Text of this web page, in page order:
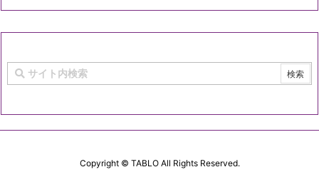
Copyright © TABLOAll Rights Reserved.